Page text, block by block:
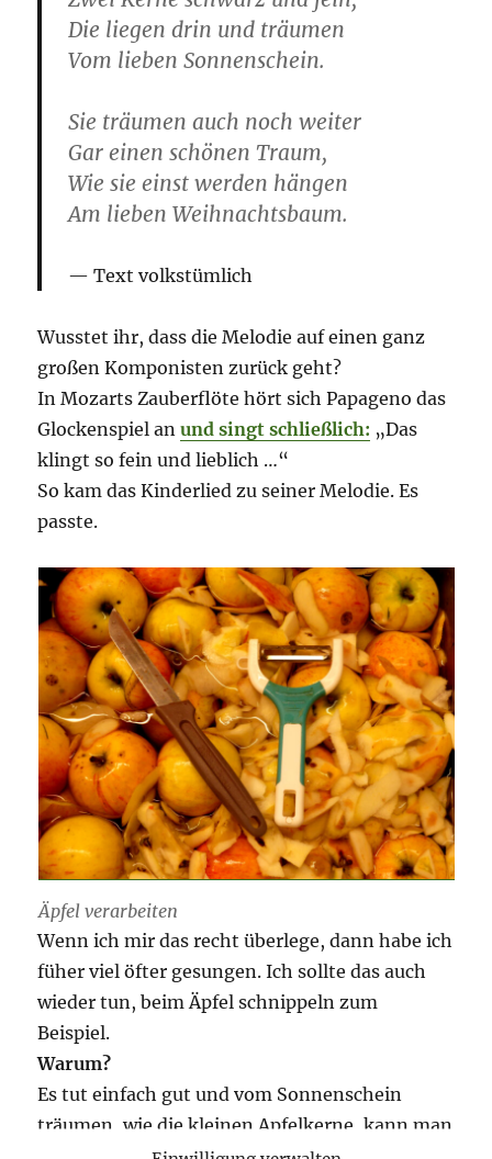
Die liegen drin und träumen
Vom lieben Sonnenschein.
Sie träumen auch noch weiter
Gar einen schönen Traum,
Wie sie einst werden hängen
Am lieben Weihnachtsbaum.
Text volkstümlich
Wusstet ihr, dass die Melodie auf einen ganz
großen Komponisten zurück geht?
In Mozarts Zauberflöte hört sich Papageno das
Glockenspiel anund singt schließlich: „Das
klingt so fein und lieblich …“
So kam das Kinderlied zu seiner Melodie. Es
passte.
Äpfel verarbeiten
Wenn ich mir das recht überlege, dann habe ich
füher viel öfter gesungen. Ich sollte das auch
wieder tun, beim Äpfel schnippeln zum
Beispiel.
Warum?
Es tut einfach gut und vom Sonnenschein
träumen, wie die kleinen Apfelkerne, kann man